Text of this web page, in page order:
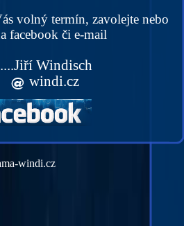
Windisch
windi.cz
volný termín, zavolejte nebo
facebook či e-mail
windi.cz